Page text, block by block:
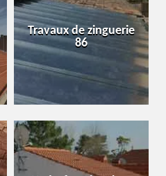
Travaux de zinguerie
86